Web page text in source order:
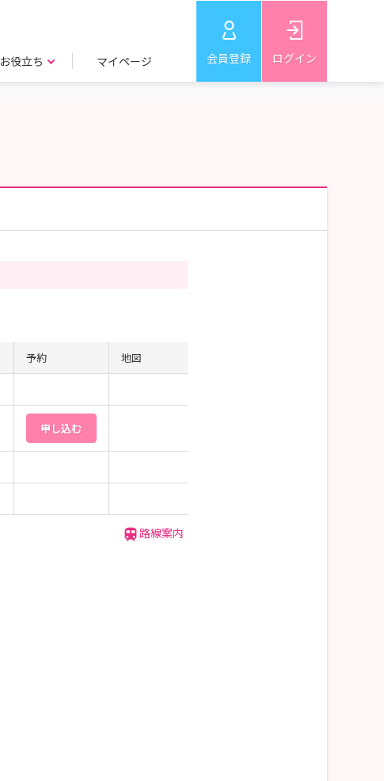
お役立ち マイページ 会員登録 ログイン
予約 地図
申し込む
路線案内